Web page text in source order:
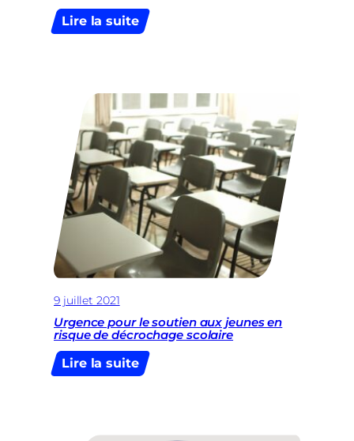
Lire la suite:
Le
une
réunion
d’urgence
au
Parlement
pour
la
vaccination
à
Bruxelles
9 juillet 2021
Urgence pour le soutien aux jeunes en
risque de décrochage scolaire
Lire la suite:
Urgence
soutien